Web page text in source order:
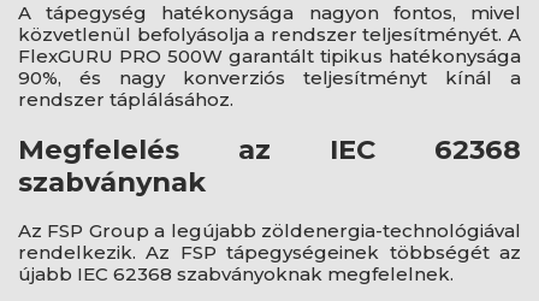
A tápegység hatékonysága nagyon fontos, mivel
közvetlenül befolyásolja a rendszer teljesítményét. A
FlexGURU PRO 500W garantált tipikus hatékonysága
90%, és nagy konverziós teljesítményt kínál a
rendszer táplálásához.
Megfelelés az IEC 62368
szabványnak
Az FSP Group a legújabb zöldenergia-technológiával
rendelkezik. Az FSP tápegységeinek többségét az
újabb IEC 62368 szabványoknak megfelelnek.